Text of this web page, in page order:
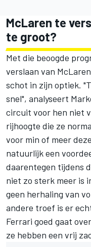
McLaren te
te groot?
Met die beoogde
verslaan van
schot in zijn optiek.
snel", analyseert
circuit voor hen niet
rijhoogte die ze
voor min of meer
natuurlijk een
daarentegen tijdens
niet zo sterk meer is
geen herhaling van
andere troef is er
Ferrari goed gaat
ze hebben een vrij